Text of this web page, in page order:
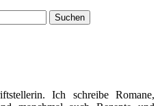
Suchen
Ich schreibe Romane,